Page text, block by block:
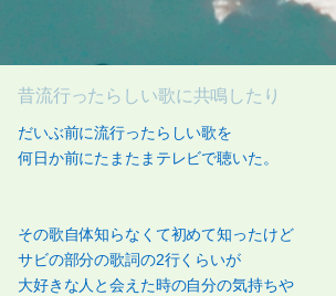
昔流行ったらしい歌に共鳴したり
だいぶ前に流行ったらしい歌を
何日か前にたまたまテレビで聴いた。
その歌自体知らなくて初めて知ったけど
サビの部分の歌詞の2行くらいが
大好きな人と会えた時の自分の気持ちや